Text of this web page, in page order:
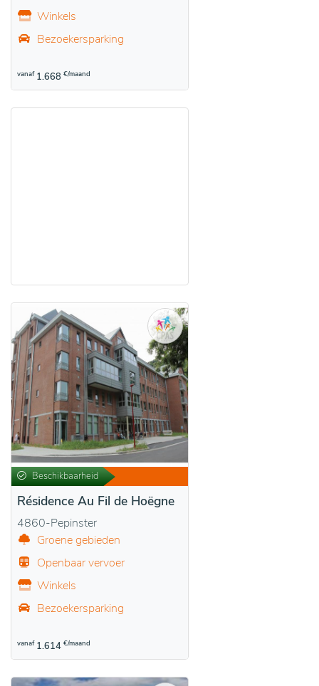
Winkels
Bezoekersparking
vanaf 1.668 €/maand
Beschikbaarheid
Résidence Au Fil de Hoëgne
4860-Pepinster
Groene gebieden
Openbaar vervoer
Winkels
Bezoekersparking
vanaf 1.614 €/maand